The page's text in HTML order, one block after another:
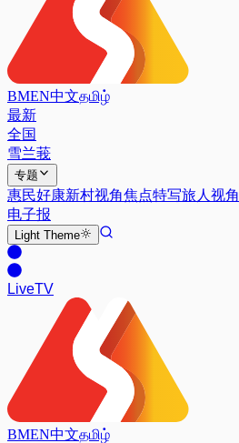
BMEN中文தமிழ்
最新
全国
雪兰莪
专题
惠民好康新村视角焦点特写旅人视角
电子报
Light Theme
LiveTV
BMEN中文தமிழ்